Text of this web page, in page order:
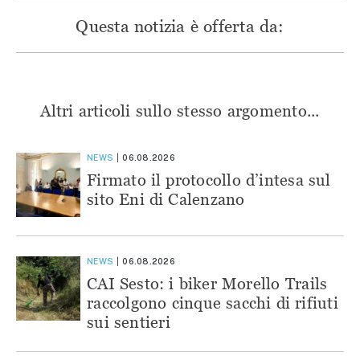
Questa notizia è offerta da:
Altri articoli sullo stesso argomento...
NEWS 06.08.2026
Firmato il protocollo d’intesa sul
sito Eni di Calenzano
NEWS 06.08.2026
CAI Sesto: i biker Morello Trails
raccolgono cinque sacchi di rifiuti
sui sentieri